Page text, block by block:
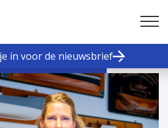
in voor de nieuwsbrief